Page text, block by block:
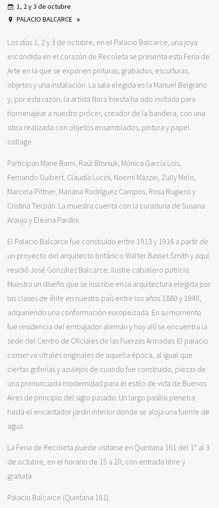
1, 2 y 3 de octubre
PALACIO BALCARCE
Los días 1, 2 y 3 de octubre, en el Palacio Balcarce, una joya
escondida en el corazón de Recoleta se presenta esta Feria de
Arte en la que se exponen pinturas, grabados, esculturas,
objetos y una instalación. La sala elegida es la Manuel Belgrano
y, por esta razón, la artista Nora Iniesta ha sido invitada para
homenajear a nuestro prócer, creador de la bandera, con una
obra realizada con objetos ensamblados, pintura y papel
collage.
Participan Marie Barni, Raúl Blisniuk, Mónica García Lois,
Fernando Guibert, Claudia Lucini, Noemí Mazzei, Zully Melo,
Marcela Pittner, Mariana Rodríguez Campos, Rosa Rugiero y
Cristina Terzián. La muestra cuenta con la curaduría de Susana
Araujo y Eleana Pardini.
El Palacio Balcarce fue construído entre 1913 y 1916 a partir de
un proyecto del arquitecto británico Walter Basset Smith y aquí
residió José González Balcarce, ilustre caballero patricio.
Muestra un diseño que se inscribe en la arquitectura elegida por
las clases de élite en nuestro país entre los años 1880 y 1940,
adquiriendo una conformación europeizada. En su momento
fue residencia del embajador alemán y hoy allí se encuentra la
sede del Centro de Oficiales de las Fuerzas Armadas. El palacio
conserva vitrales originales de aquella época, al igual que
ciertas griferías y azulejos de cuando fue construido, piezas de
una pronunciada modernidad para el estilo de vida de Buenos
Aires de principio del siglo pasado. Un largo pasillo penetra
hasta el encantador jardín interior donde se aloja una fuente de
agua.
La Feria de Recoleta puede visitarse en Quintana 161 del 1° al 3
de octubre, en el horario de 15 a 20, con entrada libre y
gratuita.
Palacio Balcarce (Quintana 161).